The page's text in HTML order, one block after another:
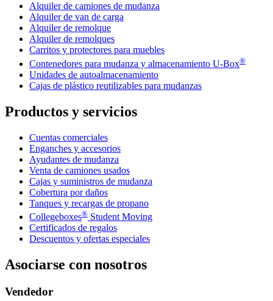
Alquiler de camiones de mudanza
Alquiler de van de carga
Alquiler de remolque
Alquiler de remolques
Carritos y protectores para muebles
Contenedores para mudanza y almacenamiento U-Box®
Unidades de autoalmacenamiento
Cajas de plástico reutilizables para mudanzas
Productos y servicios
Cuentas comerciales
Enganches y accesorios
Ayudantes de mudanza
Venta de camiones usados
Cajas y suministros de mudanza
Cobertura por daños
Tanques y recargas de propano
Collegeboxes® Student Moving
Certificados de regalos
Descuentos y ofertas especiales
Asociarse con nosotros
Vendedor